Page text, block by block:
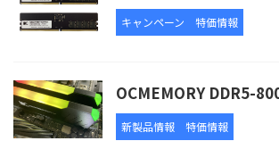
キャンペーン 特価情報
OCMEMORY DDR5-
新製品情報 特価情報